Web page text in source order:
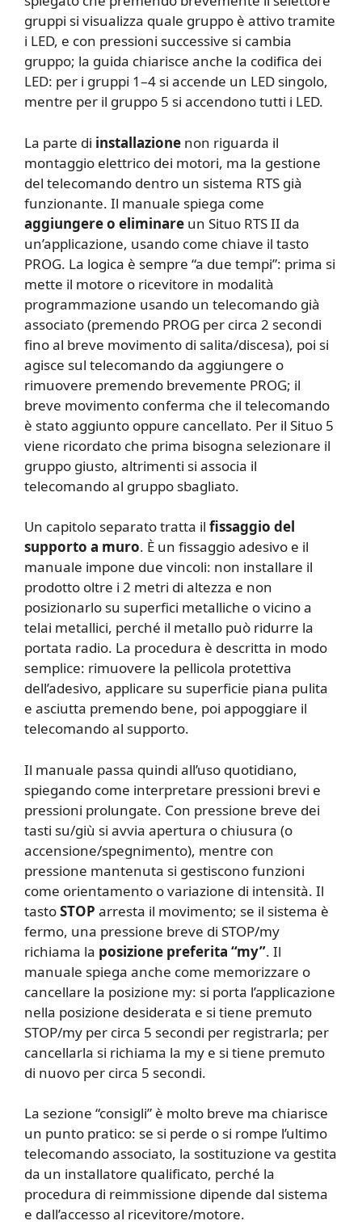
gruppi si visualizza quale gruppo è attivo tramite
i LED, e con pressioni successive si cambia
gruppo; la guida chiarisce anche la codifica dei
LED: per i gruppi 1–4 si accende un LED singolo,
mentre per il gruppo 5 si accendono tutti i LED.
La parte di installazione non riguarda il
montaggio elettrico dei motori, ma la gestione
del telecomando dentro un sistema RTS già
funzionante. Il manuale spiega come
aggiungere o eliminare un Situo RTS II da
un’applicazione, usando come chiave il tasto
PROG. La logica è sempre “a due tempi”: prima si
mette il motore o ricevitore in modalità
programmazione usando un telecomando già
associato (premendo PROG per circa 2 secondi
fino al breve movimento di salita/discesa), poi si
agisce sul telecomando da aggiungere o
rimuovere premendo brevemente PROG; il
breve movimento conferma che il telecomando
è stato aggiunto oppure cancellato. Per il Situo 5
viene ricordato che prima bisogna selezionare il
gruppo giusto, altrimenti si associa il
telecomando al gruppo sbagliato.
Un capitolo separato tratta il fissaggio del
supporto a muro. È un fissaggio adesivo e il
manuale impone due vincoli: non installare il
prodotto oltre i 2 metri di altezza e non
posizionarlo su superfici metalliche o vicino a
telai metallici, perché il metallo può ridurre la
portata radio. La procedura è descritta in modo
semplice: rimuovere la pellicola protettiva
dell’adesivo, applicare su superficie piana pulita
e asciutta premendo bene, poi appoggiare il
telecomando al supporto.
Il manuale passa quindi all’uso quotidiano,
spiegando come interpretare pressioni brevi e
pressioni prolungate. Con pressione breve dei
tasti su/giù si avvia apertura o chiusura (o
accensione/spegnimento), mentre con
pressione mantenuta si gestiscono funzioni
come orientamento o variazione di intensità. Il
tastoSTOP arresta il movimento; se il sistema è
fermo, una pressione breve di STOP/my
richiama la posizione preferita “my”. Il
manuale spiega anche come memorizzare o
cancellare la posizione my: si porta l’applicazione
nella posizione desiderata e si tiene premuto
STOP/my per circa 5 secondi per registrarla; per
cancellarla si richiama la my e si tiene premuto
di nuovo per circa 5 secondi.
La sezione “consigli” è molto breve ma chiarisce
un punto pratico: se si perde o si rompe l’ultimo
telecomando associato, la sostituzione va gestita
da un installatore qualificato, perché la
procedura di reimmissione dipende dal sistema
e dall’accesso al ricevitore/motore.